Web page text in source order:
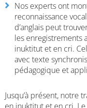
Nos experts ont
reconnaissance
d’anglais peut
les enregistrements
inuktitut et en cri.
avec texte
pédagogique et
Jusqu’à présent, notre